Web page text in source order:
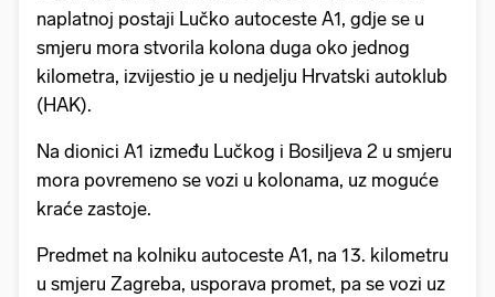
naplatnoj postaji Lučko autoceste A1, gdje se u
smjeru mora stvorila kolona duga oko jednog
kilometra, izvijestio je u nedjelju Hrvatski autoklub
(HAK).
Na dionici A1 između Lučkog i Bosiljeva 2 u smjeru
mora povremeno se vozi u kolonama, uz moguće
kraće zastoje.
Predmet na kolniku autoceste A1, na 13. kilometru
u smjeru Zagreba, usporava promet, pa se vozi uz